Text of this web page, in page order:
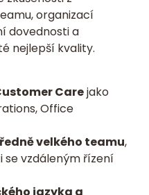
organizací
dovednosti a
nejlepší kvality.
Carejako
Office
velkého teamu,
se vzdáleným řízení
jazyka a